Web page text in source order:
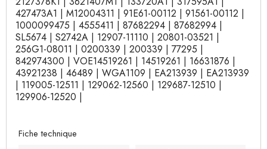
427473A1 | M12004311 | 91E61-00112 | 91561-00112 |
1000099475 | 4555411 | 87682294 | 87682994 |
SL5674 | S2742A | 12907-11110 | 20801-03521 |
256G1-08011 | 0200339 | 200339 | 77295 |
842974300 | VOE14519261 | 14519261 | 16631876 |
43921238 | 46489 | WGA1109 | EA213939 | EA213939
| 119005-12511 | 129062-12560 | 129687-12510 |
129906-12520 |
Fiche technique